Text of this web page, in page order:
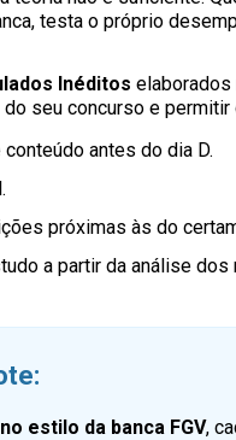
testa o próprio
Inéditos elaborados
seu concurso e permitir
antes do dia D.
próximas às do
a partir da análise dos
estilo da banca FGV,